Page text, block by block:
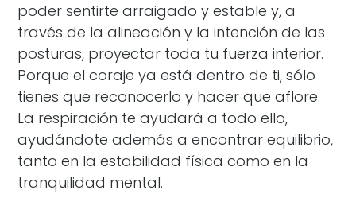
poder sentirte arraigado y estable y, a
través de la alineación y la intención de las
posturas, proyectar toda tu fuerza interior.
Porque el coraje ya está dentro de ti, sólo
tienes que reconocerlo y hacer que aflore.
La respiración te ayudará a todo ello,
ayudándote además a encontrar equilibrio,
tanto en la estabilidad física como en la
tranquilidad mental.